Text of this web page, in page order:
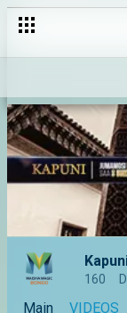
160
Main VIDEOS